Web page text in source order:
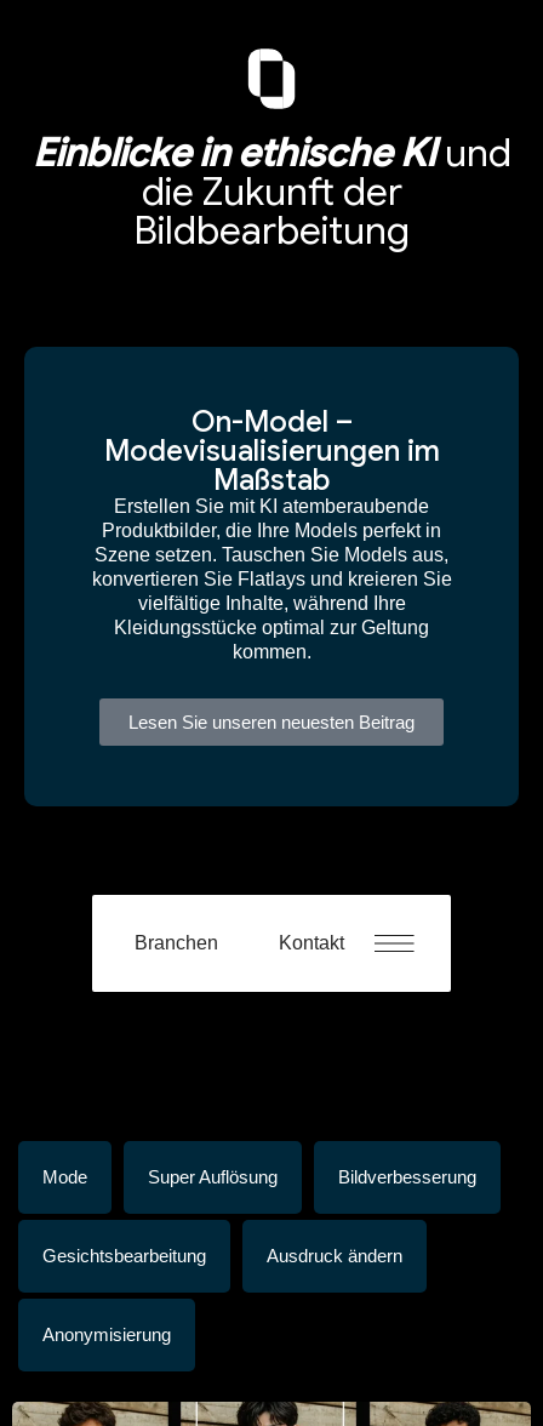
Einblicke in ethische KIund
die Zukunft der
Bildbearbeitung
On-Model –
Modevisualisierungen im
Maßstab
Erstellen Sie mit KI atemberaubende
Produktbilder, die Ihre Models perfekt in
Szene setzen. Tauschen Sie Models aus,
konvertieren Sie Flatlays und kreieren Sie
vielfältige Inhalte, während Ihre
Kleidungsstücke optimal zur Geltung
kommen.
Lesen Sie unseren neuesten Beitrag
Branchen Kontakt
Mode Super Auflösung Bildverbesserung
Gesichtsbearbeitung Ausdruck ändern
Anonymisierung